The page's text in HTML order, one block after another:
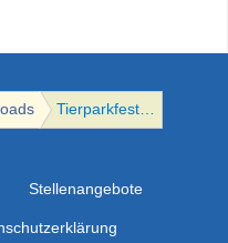
Tierparkfest in Herzberg am 27. April d.J.
Stellenangebote